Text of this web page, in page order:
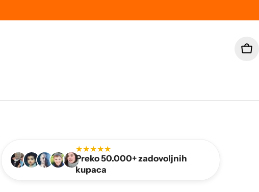
★★★★★
Preko 50.000+ zadovoljnih
kupaca